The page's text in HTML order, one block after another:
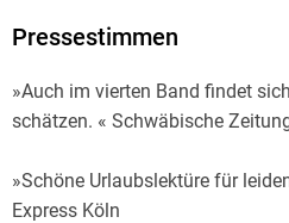
wieder Platz 1 der
erhielten die Autoren zahlreiche
Werk. Michael Kobr reist
erklärten und langjährigen
Gudhjem', der Start seiner ersten
Ermittler Lennart Ipsen. Der
Pressestimmen
»Auch im vierten Band findet
schätzen. « Schwäbische
»Schöne Urlaubslektüre für
Express Köln